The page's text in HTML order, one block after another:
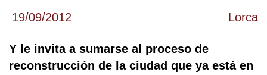
19/09/2012 Lorca
Y le invita a sumarse al proceso de
reconstrucción de la ciudad que ya está en